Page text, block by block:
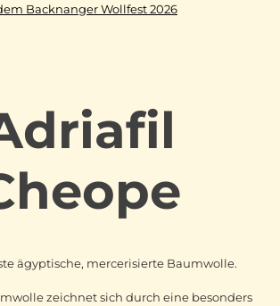
ägyptische, mercerisierte Baumwolle.
zeichnet sich durch eine besonders
Backnanger Wollfest 2026